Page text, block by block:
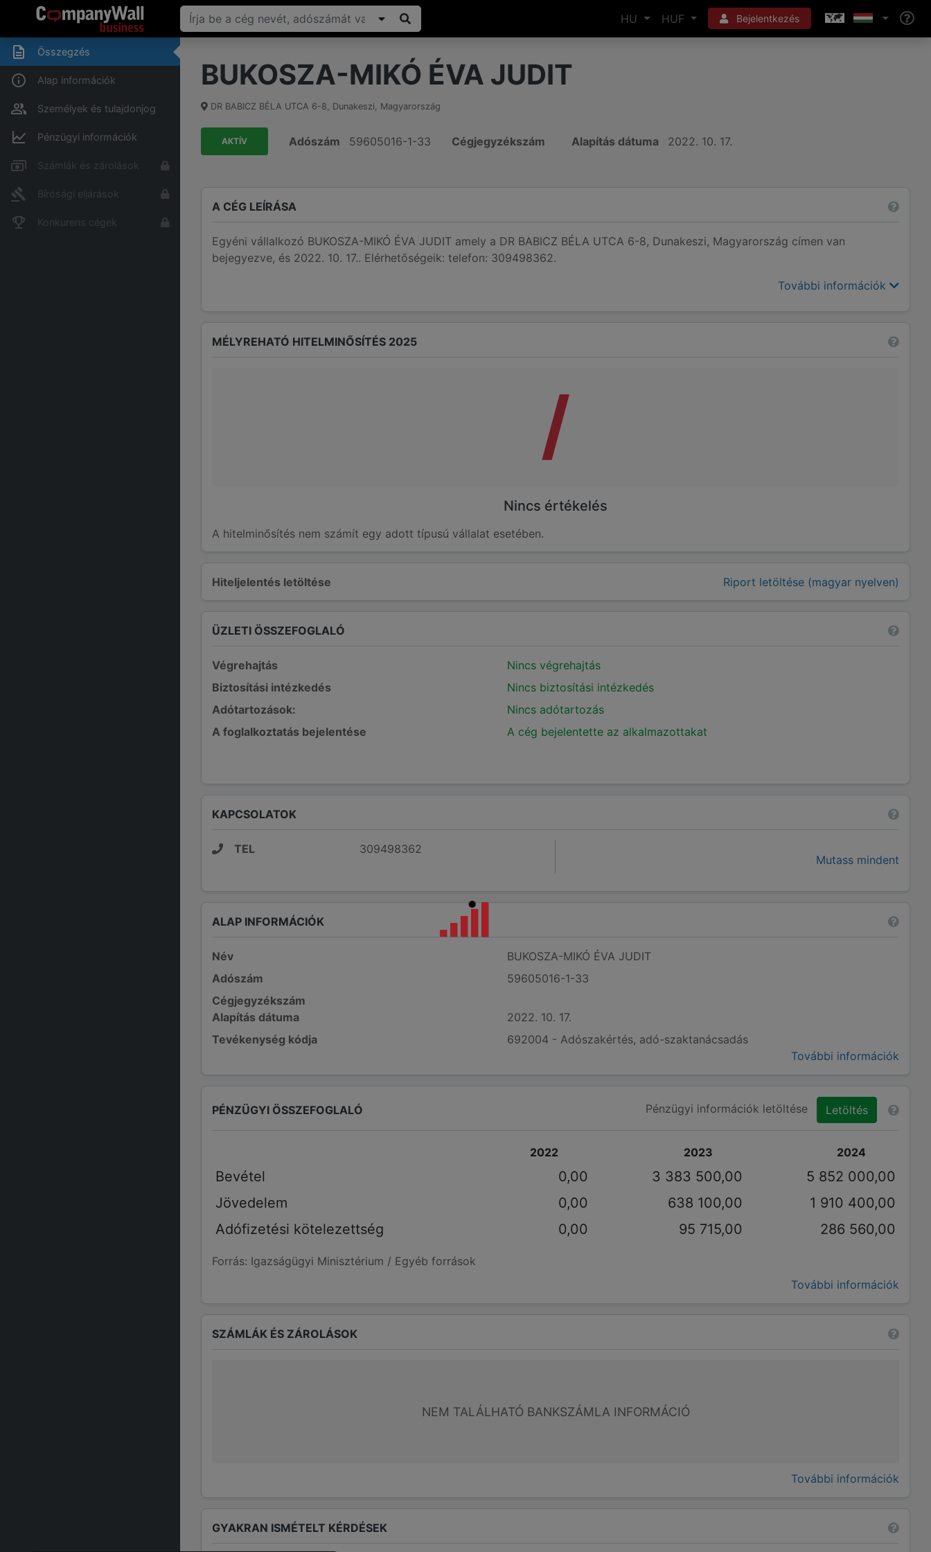
HU HUF Bejelentkezés
Összegzés
Alap információk
Személyek és tulajdonjog
Pénzügyi információk
Számlák és zárolások
Bírósági eljárások
Konkurens cégek
BUKOSZA-MIKÓ ÉVA JUDIT
DR BABICZ BÉLA UTCA 6-8, Dunakeszi, Magyarország
AKTÍV Adószám 59605016-1-33 Cégjegyzékszám Alapítás dátuma 2022. 10. 17.
A CÉG LEÍRÁSA
Egyéni vállalkozó BUKOSZA-MIKÓ ÉVA JUDIT amely a DR BABICZ BÉLA UTCA 6-8, Dunakeszi, Magyarország címen van
bejegyezve, és 2022. 10. 17.. Elérhetőségeik: telefon: 309498362.
További információk
Hiteljelentés letöltése Riport letöltése (magyar nyelven)
MÉLYREHATÓ HITELMINŐSÍTÉS 2025
/
Nincs értékelés
A hitelminősítés nem számít egy adott típusú vállalat esetében.
ÜZLETI ÖSSZEFOGLALÓ
Végrehajtás
Nincs végrehajtás
Biztosítási intézkedés
Nincs biztosítási intézkedés
Adótartozások:
Nincs adótartozás
A foglalkoztatás bejelentése
A cég bejelentette az alkalmazottakat
KAPCSOLATOK
TEL
309498362
Mutass mindent
ALAP INFORMÁCIÓK
Név
BUKOSZA-MIKÓ ÉVA JUDIT
Adószám
59605016-1-33
Cégjegyzékszám
Alapítás dátuma
2022. 10. 17.
Tevékenység kódja
692004 - Adószakértés, adó-szaktanácsadás
További információk
PÉNZÜGYI ÖSSZEFOGLALÓ Pénzügyi információk letöltése Letöltés
2022 2023 2024
Bevétel 0,00 3 383 500,00
5 852 000,00
Jövedelem
0,00 638 100,00
1 910 400,00
Adófizetési kötelezettség
0,00 95 715,00 286 560,00
Forrás: Igazságügyi Minisztérium / Egyéb források
További információk
SZÁMLÁK ÉS ZÁROLÁSOK
NEM TALÁLHATÓ BANKSZÁMLA INFORMÁCIÓ
További információk
GYAKRAN ISMÉTELT KÉRDÉSEK